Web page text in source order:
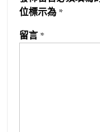
位標示為 *
留言 *